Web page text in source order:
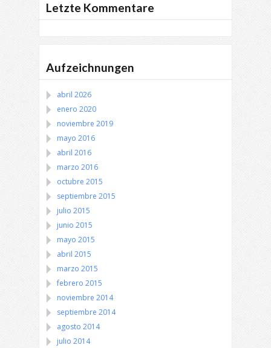
Letzte Kommentare
Aufzeichnungen
abril 2026
enero 2020
noviembre 2019
mayo 2016
abril 2016
marzo 2016
octubre 2015
septiembre 2015
julio 2015
junio 2015
mayo 2015
abril 2015
marzo 2015
febrero 2015
noviembre 2014
septiembre 2014
agosto 2014
julio 2014